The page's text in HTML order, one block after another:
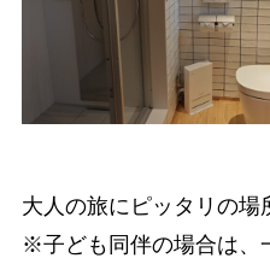
大人の旅にピッタリの場
※子ども同伴の場合は、